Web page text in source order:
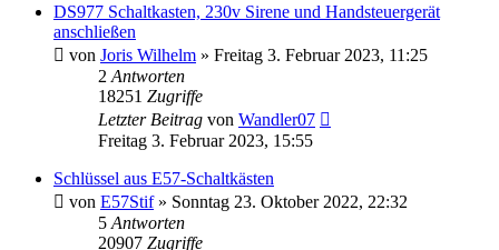
DS977 Schaltkasten, 230v Sirene und Handsteuergerät
anschließen
von Joris Wilhelm » Freitag 3. Februar 2023, 11:25
2 Antworten
18251 Zugriffe
Letzter Beitrag von Wandler07
Freitag 3. Februar 2023, 15:55
Schlüssel aus E57-Schaltkästen
von E57Stif» Sonntag 23. Oktober 2022, 22:32
5 Antworten
20907 Zugriffe